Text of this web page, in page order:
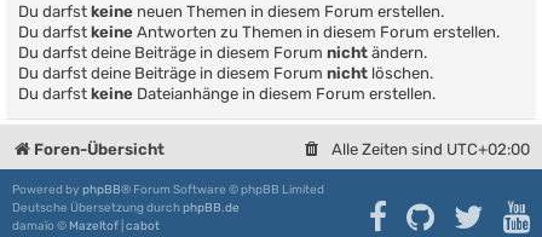
Du darfst keine neuen Themen in diesem Forum erstellen.
Du darfst keine Antworten zu Themen in diesem Forum erstellen.
Du darfst deine Beiträge in diesem Forum nicht ändern.
Du darfst deine Beiträge in diesem Forum nicht löschen.
Du darfst keine Dateianhänge in diesem Forum erstellen.
Foren-Übersicht Alle Zeiten sind UTC+02:00
Powered by phpBB® Forum Software © phpBB Limited
Deutsche Übersetzung durchphpBB.de
damaïo © Mazeltof cabot